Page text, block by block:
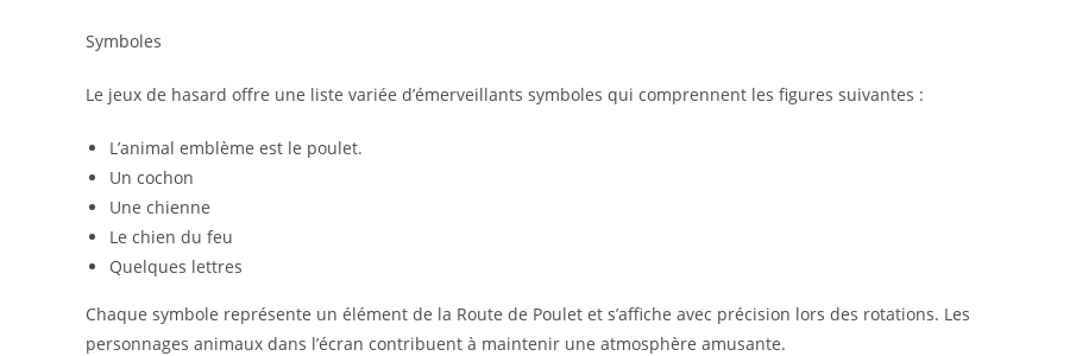
Symboles
Le jeux de hasard offre une liste variée d’émerveillants symboles qui comprennent les figures suivantes :
L’animal emblème est le poulet.
Un cochon
Une chienne
Le chien du feu
Quelques lettres
Chaque symbole représente un élément de la Route de Poulet et s’affiche avec précision lors des rotations. Les
personnages animaux dans l’écran contribuent à maintenir une atmosphère amusante.